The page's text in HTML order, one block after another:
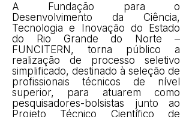
A Fundação para o
Desenvolvimento da Ciência,
Tecnologia e Inovação do Estado
do Rio Grande do Norte –
FUNCITERN, torna público a
realização de processo seletivo
simplificado, destinado à seleção de
profissionais técnicos de nível
superior, para atuarem como
pesquisadores-bolsistas junto ao
Projeto Técnico Científico de